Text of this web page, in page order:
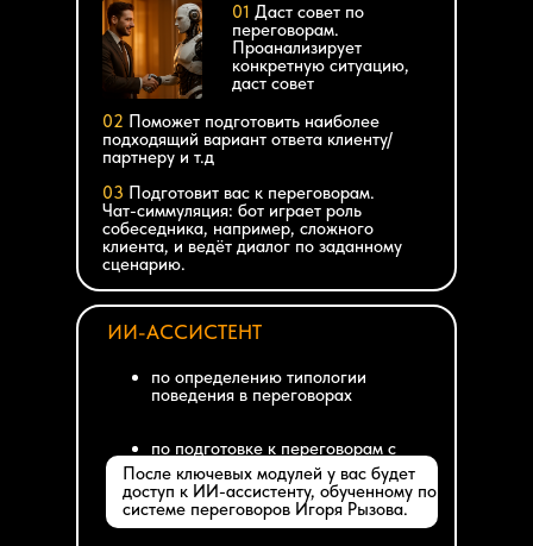
01 Даст совет по
переговорам.
Проанализирует
конкретную ситуацию,
даст совет
02 Поможет подготовить наиболее
подходящий вариант ответа клиенту/
партнеру и т.д
03 Подготовит вас к переговорам.
Чат-симмуляция: бот играет роль
собеседника, например, сложного
клиента, и ведёт диалог по заданному
сценарию.
ИИ-АССИСТЕНТ
по определению типологии
поведения в переговорах
по подготовке к переговорам с
монстрами
После ключевых модулей у вас будет
доступ к ИИ-ассистенту, обученному по
системе переговоров Игоря Рызова.